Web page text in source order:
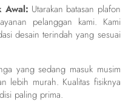
Awal: Utarakan batasan plafon
pelanggan kami. Kami
desain terindah yang sesuai
yang sedang masuk musim
lebih murah. Kualitas fisiknya
paling prima.